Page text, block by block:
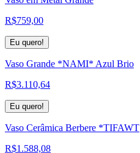
R$759,00
Eu quero!
Vaso Grande *NAMI* Azul Brio
R$3.110,64
Eu quero!
Vaso Cerâmica Berbere *TIFAWT
R$1.588,08